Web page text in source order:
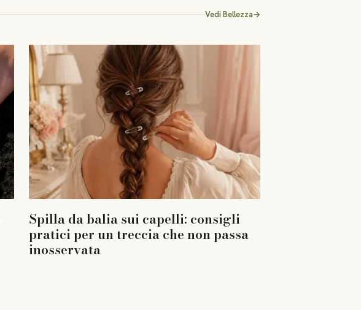
VediBellezza→
Spilla da balia sui capelli: consigli
pratici per un treccia che non passa
inosservata